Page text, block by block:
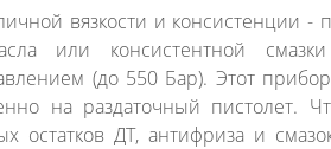
вязкости и консистенции -
или консистентной
(до 550 Бар). Этот
на раздаточный пистолет.
остатков ДТ, антифриза и